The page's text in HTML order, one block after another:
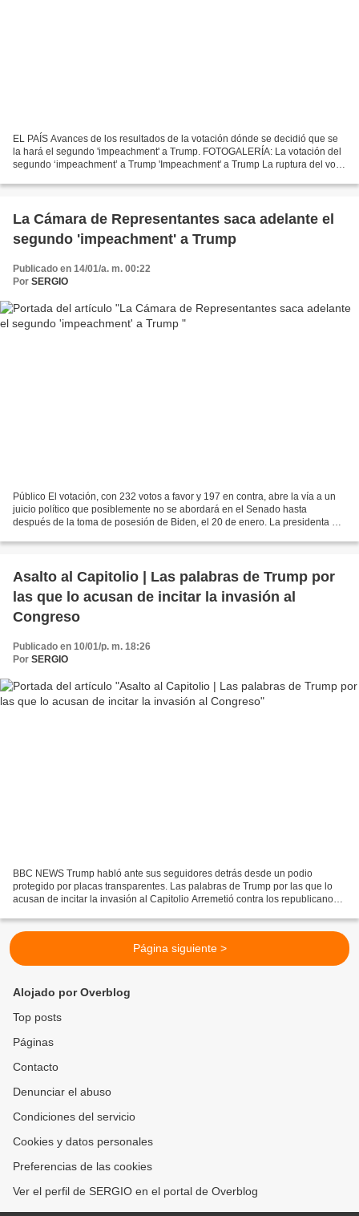
EL PAÍS Avances de los resultados de la votación dónde se decidió que se
la hará el segundo 'impeachment' a Trump. FOTOGALERÍA: La votación del
segundo ‘impeachment’ a Trump 'Impeachment' a Trump La ruptura del voto
La Cámara de Representantes saca adelante el
segundo 'impeachment' a Trump
Publicado en 14/01/a. m. 00:22
Por SERGIO
Público El votación, con 232 votos a favor y 197 en contra, abre la vía a un
juicio político que posiblemente no se abordará en el Senado hasta
después de la toma de posesión de Biden, el 20 de enero. La presidenta de
Asalto al Capitolio | Las palabras de Trump por
las que lo acusan de incitar la invasión al
Congreso
Publicado en 10/01/p. m. 18:26
Por SERGIO
BBC NEWS Trump habló ante sus seguidores detrás desde un podio
protegido por placas transparentes. Las palabras de Trump por las que lo
acusan de incitar la invasión al Capitolio Arremetió contra los republicanos
Página siguiente >
Alojado por Overblog
Top posts
Páginas
Contacto
Denunciar el abuso
Condiciones del servicio
Cookies y datos personales
Preferencias de las cookies
Ver el perfil de SERGIO en el portal de Overblog